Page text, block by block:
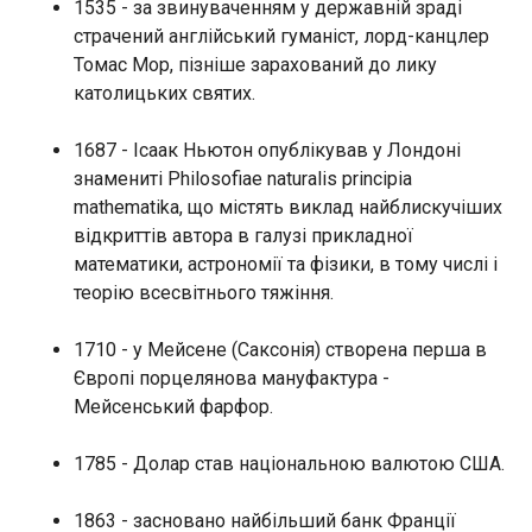
ЧИТАТЬ
замаху в Монако
Український бізнесмен Вадим Єрмолаєв, на
якого було скоєно замах у Монако, вийшов із
коми, і його стан значно покращився,
повідомляє видання Nice Matin. За даними ЗМІ,
супутниця українського бізнесмена Анна
лікарні в Ніцці у критичному стані. Їй ампутували
кінцівки, і, за даними прокуратури Монако, її
життя залишається у небезпеці.
У Сумах буде додаткове оповіщення через
22:00:14
про загрозу КАБів. Рішення оперативно
1535 - за звинуваченням у державній зраді
страчений англійський гуманіст, лорд-канцлер
Томас Мор, пізніше зарахований до лику
католицьких святих.
1687 - Ісаак Ньютон опублікував у Лондоні
знамениті Philosofiae naturalis principia
mathematika, що містять виклад найблискучіших
відкриттів автора в галузі прикладної
математики, астрономії та фізики, в тому числі і
теорію всесвітнього тяжіння.
1710 - у Мейсене (Саксонія) створена перша в
Європі порцелянова мануфактура -
Мейсенський фарфор.
1785 - Долар став національною валютою США.
1863 - засновано найбільший банк Франції